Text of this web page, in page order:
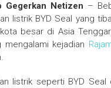
Gegerkan Netizen –
listrik BYD Seal yang
besar di Asia
kejadian
listrik seperti BYD Seal